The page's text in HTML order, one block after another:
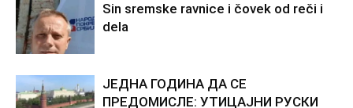
Sin sremske ravnice i čovek od reči i
dela
ЈЕДНА ГОДИНА ДА СЕ
ПРЕДОМИСЛЕ: УТИЦАЈНИ РУСКИ